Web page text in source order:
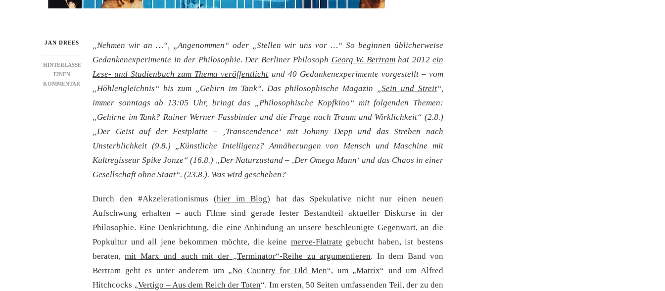
JAN DREES
HINTERLASSE
EINEN
KOMMENTAR
KOPFKINO:
WIRKLICHKEIT
„Nehmen wir an …“, „Angenommen“ oder „Stellen wir uns vor …“ So beginnen üblicherweise
Gedankenexperimente in der Philosophie. Der Berliner Philosoph Georg W. Bertramhat 2012 ein
Lese- und Studienbuch zum Thema veröffentlicht und 40 Gedankenexperimente vorgestellt – vom
„Höhlengleichnis“ bis zum „Gehirn im Tank“.Das philosophische Magazin „Sein und Streit“,
immer sonntags ab 13:05 Uhr, bringt das „Philosophische Kopfkino“ mit folgenden Themen:
„Gehirne im Tank? Rainer Werner Fassbinder und die Frage nach Traum und Wirklichkeit“ (2.8.)
„Der Geist auf der Festplatte – ‚Transcendence‘ mit Johnny Depp und das Streben nach
Unsterblichkeit (9.8.) „Künstliche Intelligenz? Annäherungen von Mensch und Maschine mit
Kultregisseur Spike Jonze“ (16.8.) „Der Naturzustand – ‚Der Omega Mann‘ und das Chaos in einer
Gesellschaft ohne Staat“. (23.8.). Was wird geschehen?
Durch den #Akzelerationismus (hier im Blog) hat das Spekulative nicht nur einen neuen
Aufschwung erhalten – auch Filme sind gerade fester Bestandteil aktueller Diskurse in der
Philosophie. Eine Denkrichtung, die eine Anbindung an unsere beschleunigte Gegenwart, an die
Popkultur und all jene bekommen möchte, die keine merve-Flatrate gebucht haben, ist bestens
beraten,mit Marx und auch mit der „Terminator“-Reihe zu argumentieren. In dem Band von
Bertram geht es unter anderem um „No Country for Old Men“, um „Matrix“ und um Alfred
Hitchcocks „Vertigo – Aus dem Reich der Toten“. Im ersten, 50 Seiten umfassenden Teil, der zu den